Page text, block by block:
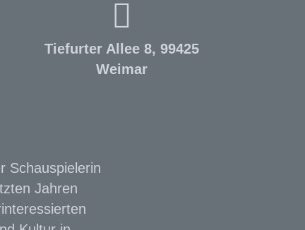
Tiefurter Allee 8, 99425
Weimar
Schauspielerin
Jahren